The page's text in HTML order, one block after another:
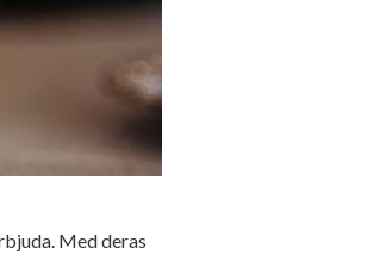
Med deras